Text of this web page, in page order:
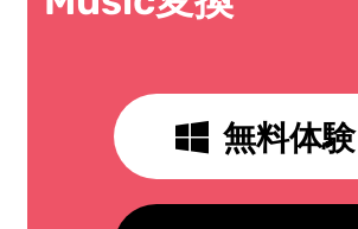
無料体験